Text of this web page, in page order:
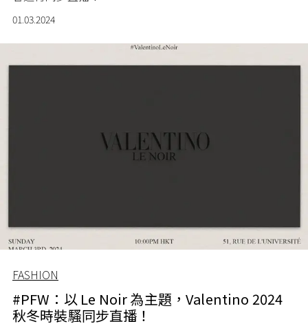
01.03.2024
FASHION
#PFW：以 Le Noir 為主題，Valentino 2024
秋冬時裝騷同步直播！